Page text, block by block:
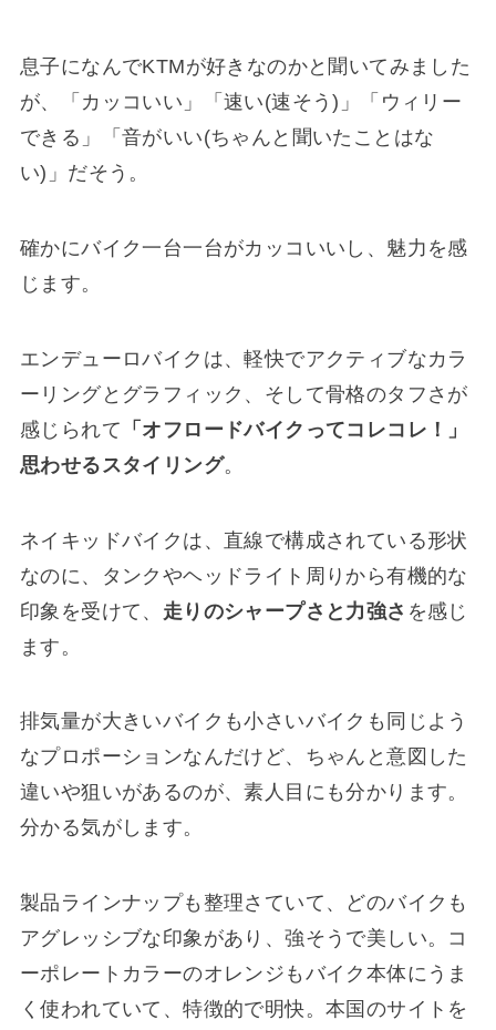
息子になんでKTMが好きなのかと聞いてみました
が、「カッコいい」「速い(速そう)」「ウィリー
できる」「音がいい(ちゃんと聞いたことはな
い)」だそう。
確かにバイク一台一台がカッコいいし、魅力を感
じます。
エンデューロバイクは、軽快でアクティブなカラ
ーリングとグラフィック、そして骨格のタフさが
感じられて 「オフロードバイクってコレコレ！」
思わせるスタイリング。
ネイキッドバイクは、直線で構成されている形状
なのに、タンクやヘッドライト周りから有機的な
印象を受けて、 走りのシャープさと力強さ を感じ
ます。
排気量が大きいバイクも小さいバイクも同じよう
なプロポーションなんだけど、ちゃんと意図した
違いや狙いがあるのが、素人目にも分かります。
分かる気がします。
製品ラインナップも整理さていて、どのバイクも
アグレッシブな印象があり、強そうで美しい。コ
ーポレートカラーのオレンジもバイク本体にうま
く使われていて、特徴的で明快。本国のサイトを